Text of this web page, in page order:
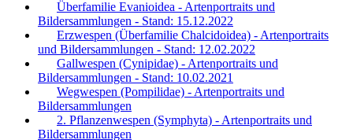
Überfamilie Evanioidea - Artenportraits und
Bildersammlungen - Stand: 15.12.2022
Erzwespen (Überfamilie Chalcidoidea) - Artenportraits
und Bildersammlungen - Stand: 12.02.2022
Gallwespen (Cynipidae) - Artenportraits und
Bildersammlungen - Stand: 10.02.2021
Wegwespen (Pompilidae) - Artenportraits und
Bildersammlungen
2. Pflanzenwespen (Symphyta) - Artenportraits und
Bildersammlungen